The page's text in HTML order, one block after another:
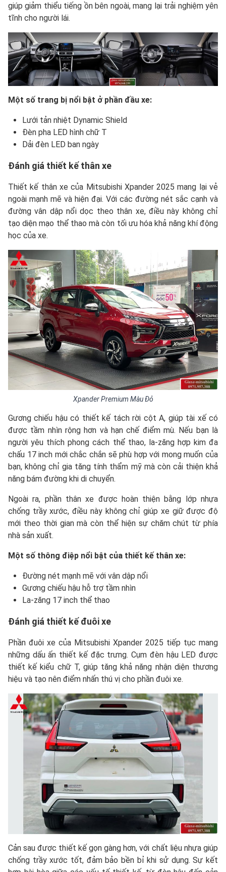
giúp giảm thiểu tiếng ồn bên ngoài, mang lại trải nghiệm yên
tĩnh cho người lái.
Một số trang bị nổi bật ở phần đầu xe:
Lưới tản nhiệt Dynamic Shield
Đèn pha LED hình chữ T
Dải đèn LED ban ngày
Đánh giá thiết kế thân xe
Thiết kế thân xe của Mitsubishi Xpander 2025 mang lại vẻ
ngoài mạnh mẽ và hiện đại. Với các đường nét sắc cạnh và
đường vân dập nổi dọc theo thân xe, điều này không chỉ
tạo diện mạo thể thao mà còn tối ưu hóa khả năng khí động
học của xe.
Xpander Premium Màu Đỏ
Gương chiếu hậu có thiết kế tách rời cột A, giúp tài xế có
được tầm nhìn rộng hơn và hạn chế điểm mù. Nếu bạn là
người yêu thích phong cách thể thao, la-zăng hợp kim đa
chấu 17 inch mới chắc chắn sẽ phù hợp với mong muốn của
bạn, không chỉ gia tăng tính thẩm mỹ mà còn cải thiện khả
năng bám đường khi di chuyển.
Ngoài ra, phần thân xe được hoàn thiện bằng lớp nhựa
chống trầy xước, điều này không chỉ giúp xe giữ được độ
mới theo thời gian mà còn thể hiện sự chăm chút từ phía
nhà sản xuất.
Một số thông điệp nổi bật của thiết kế thân xe:
Đường nét mạnh mẽ với vân dập nổi
Gương chiếu hậu hỗ trợ tầm nhìn
La-zăng 17 inch thể thao
Đánh giá thiết kế đuôi xe
Phần đuôi xe của Mitsubishi Xpander 2025 tiếp tục mang
những dấu ấn thiết kế đặc trưng. Cụm đèn hậu LED được
thiết kế kiểu chữ T, giúp tăng khả năng nhận diện thương
hiệu và tạo nên điểm nhấn thú vị cho phần đuôi xe.
Cản sau được thiết kế gọn gàng hơn, với chất liệu nhựa giúp
chống trầy xước tốt, đảm bảo bền bỉ khi sử dụng. Sự kết